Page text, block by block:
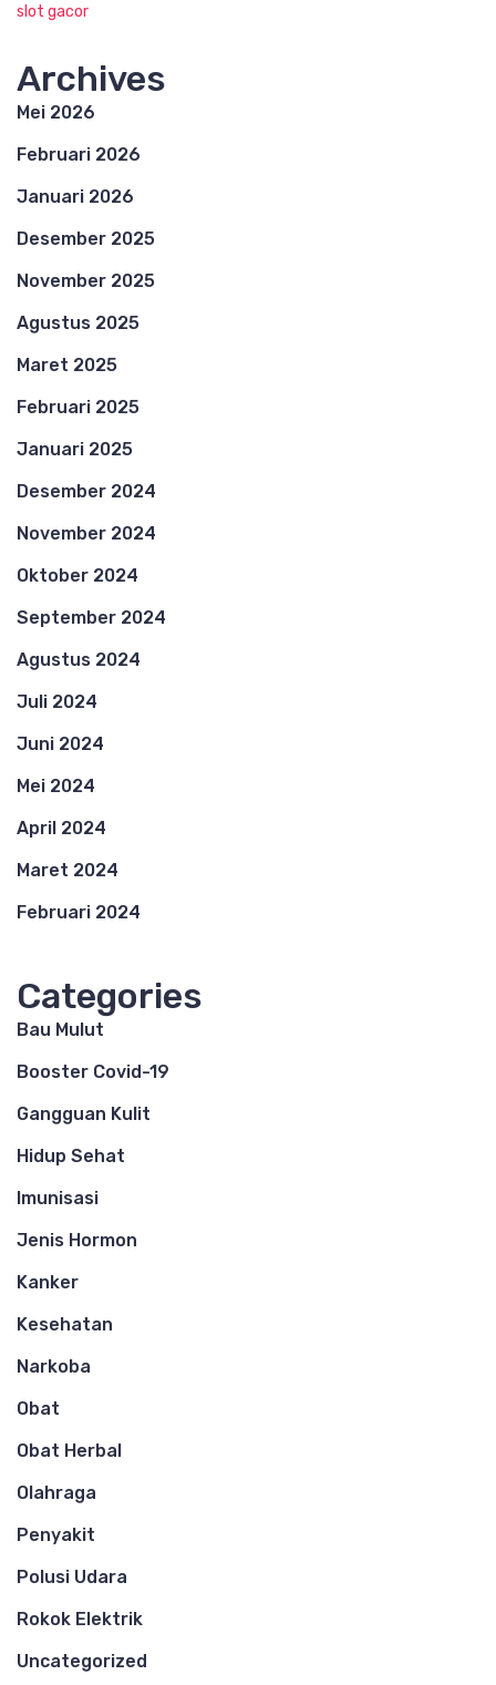
slot gacor
Archives
Mei 2026
Februari 2026
Januari 2026
Desember 2025
November 2025
Agustus 2025
Maret 2025
Februari 2025
Januari 2025
Desember 2024
November 2024
Oktober 2024
September 2024
Agustus 2024
Juli 2024
Juni 2024
Mei 2024
April 2024
Maret 2024
Februari 2024
Categories
Bau Mulut
Booster Covid-19
Gangguan Kulit
Hidup Sehat
Imunisasi
Jenis Hormon
Kanker
Kesehatan
Narkoba
Obat
Obat Herbal
Olahraga
Penyakit
Polusi Udara
Rokok Elektrik
Uncategorized